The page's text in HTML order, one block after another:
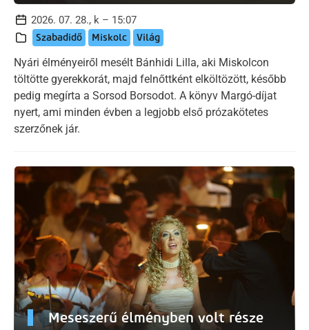
2026. 07. 28., k – 15:07
Szabadidő Miskolc Világ
Nyári élményeiről mesélt Bánhidi Lilla, aki Miskolcon
töltötte gyerekkorát, majd felnőttként elköltözött, később
pedig megírta a Sorsod Borsodot. A könyv Margó-díjat
nyert, ami minden évben a legjobb első prózakötetes
szerzőnek jár.
Meseszerű élményben volt része